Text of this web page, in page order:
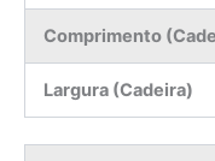
Comprimento
Largura (Cadeira)